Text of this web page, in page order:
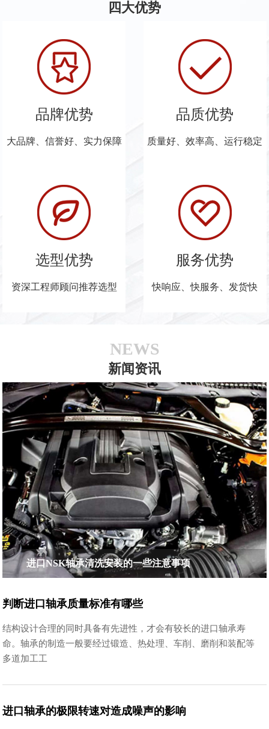
四大优势
品牌优势
大品牌、信誉好、实力保障
品质优势
质量好、效率高、运行稳定
选型优势
资深工程师顾问推荐选型
服务优势
快响应、快服务、发货快
NEWS
新闻资讯
进口NSK轴承清洗安装的一些注意事项
判断进口轴承质量标准有哪些
结构设计合理的同时具备有先进性，才会有较长的进口轴承寿
命。轴承的制造一般要经过锻造、热处理、车削、磨削和装配等
多道加工工
进口轴承的极限转速对造成噪声的影响